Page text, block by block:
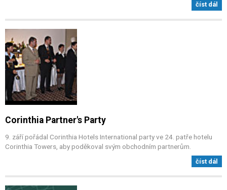
číst dál
Corinthia Partner's Party
9. září pořádal Corinthia Hotels International party ve 24. patře hotelu
Corinthia Towers, aby poděkoval svým obchodním partnerům.
číst dál